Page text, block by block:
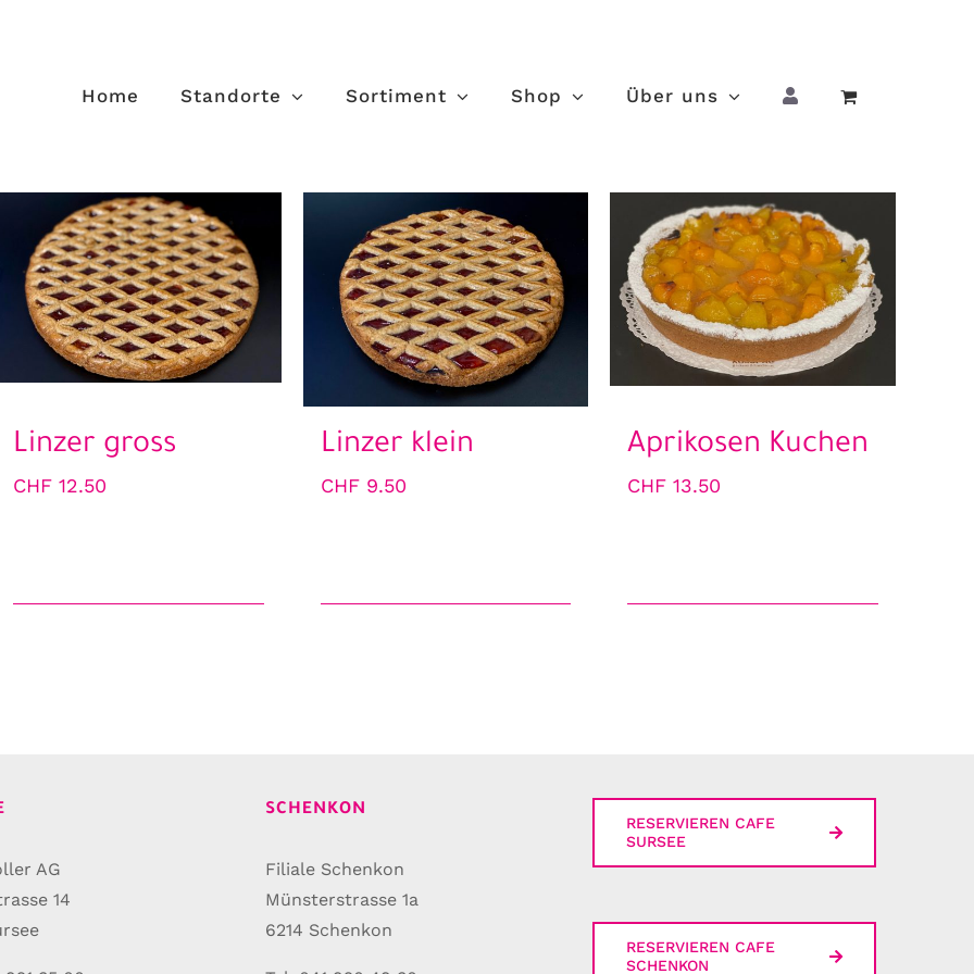
Home Standorte Sortiment Shop Über uns
Linzer gross
CHF 12.50
Linzer klein
CHF9.50
Aprikosen Kuchen
CHF 13.50
AG
14
SCHENKON
Filiale Schenkon
Münsterstrasse 1a
6214 Schenkon
RESERVIEREN CAFE
SURSEE
RESERVIEREN CAFE
SCHENKON